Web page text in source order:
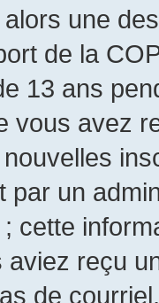
une
de la
13 ans
vous avez
par un
cette
aviez reçu
de